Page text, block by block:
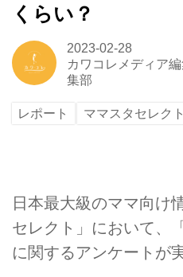
くらい？
2023-02-28
カワコレメディア
集部
レポート ママスタセレクト
日本最大級のママ向け
セレクト」において、
に関するアンケートが